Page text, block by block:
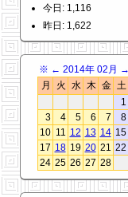
今日: 1,116
昨日: 1,622
※ ← 2014年 02月 →
月
火 水 木 金 土
1
3
4 5 6 7 8
10 11 12 13 14 15
17 18 19 20 21 22
24 25 26 27 28